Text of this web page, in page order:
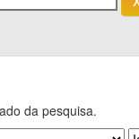
da pesquisa.